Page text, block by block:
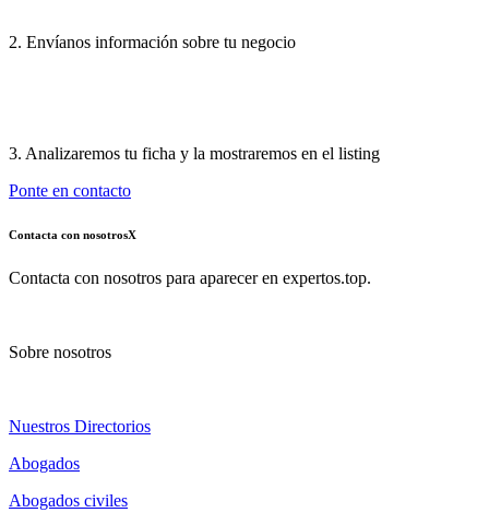
2. Envíanos información sobre tu negocio
3. Analizaremos tu ficha y la mostraremos en el listing
Ponte en contacto
Contacta con nosotrosX
Contacta con nosotros para aparecer en expertos.top.
Sobre nosotros
Nuestros Directorios
Abogados
Abogados civiles